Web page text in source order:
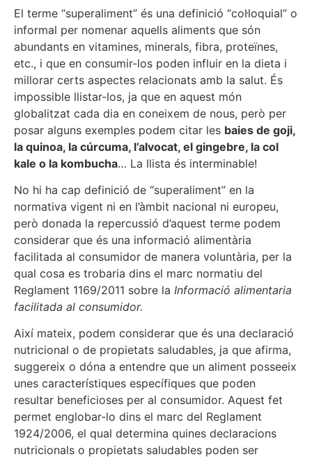
El terme “superaliment” és una definició “col·loquial” o
informal per nomenar aquells aliments que són
abundants en vitamines, minerals, fibra, proteïnes,
etc., i que en consumir-los poden influir en la dieta i
millorar certs aspectes relacionats amb la salut. És
impossible llistar-los, ja que en aquest món
globalitzat cada dia en coneixem de nous, però per
posar alguns exemples podem citar les baies de goji,
la quinoa, la cúrcuma, l’alvocat, el gingebre, la col
kale o la kombucha… La llista és interminable!
No hi ha cap definició de “superaliment” en la
normativa vigent ni en l’àmbit nacional ni europeu,
però donada la repercussió d’aquest terme podem
considerar que és una informació alimentària
facilitada al consumidor de manera voluntària, per la
qual cosa es trobaria dins el marc normatiu del
Reglament 1169/2011 sobre la Informació alimentaria
facilitada al consumidor.
Així mateix, podem considerar que és una declaració
nutricional o de propietats saludables, ja que afirma,
suggereix o dóna a entendre que un aliment posseeix
unes característiques específiques que poden
resultar beneficioses per al consumidor. Aquest fet
permet englobar-lo dins el marc del Reglament
1924/2006, el qual determina quines declaracions
nutricionals o propietats saludables poden ser